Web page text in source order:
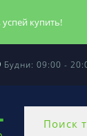
купить!
Будни: 09:00 -